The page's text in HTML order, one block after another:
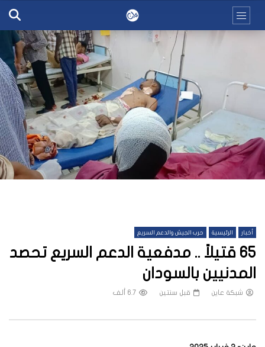
أخبار الرئيسية حرب الجيش والدعم السريع
65 قتيلاً .. مدفعية الدعم السريع تحصد
المدنيين بالسودان
شبكة عاين قبل سنتين 6.7 ألف